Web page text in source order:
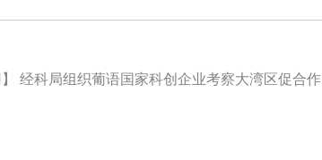
】 经科局组织葡语国家科创企业考察大湾区促合作